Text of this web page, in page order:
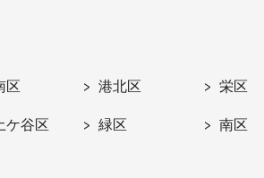
区 港北区 栄区
ケ谷区 緑区 南区